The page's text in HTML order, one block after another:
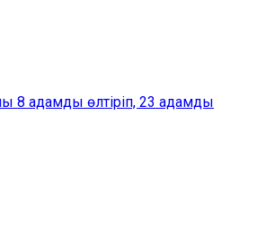
8 адамды өлтіріп, 23 адамды